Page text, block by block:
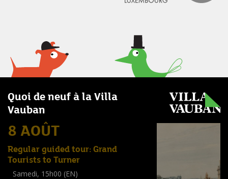
Quoi de neuf à la Villa
Vauban
8 AOÛT
Regular guided tour: Grand
Tourists to Turner
Samedi, 15h00 (EN)